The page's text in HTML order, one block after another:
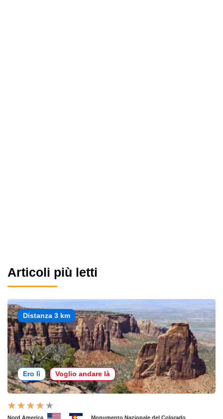
Articoli più letti
Distanza 3 km
Ero lì Voglio andare là
Nord America Monumento Nazionale del Colorado